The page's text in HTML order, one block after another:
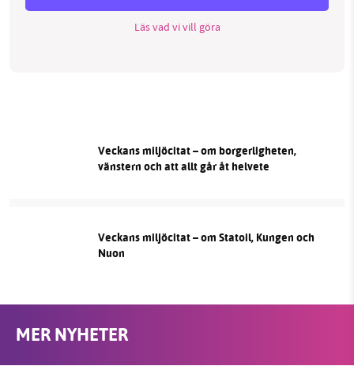
Läs vad vi vill göra
Veckans miljöcitat – om borgerligheten,
vänstern och att allt går åt helvete
Veckans miljöcitat – om Statoil, Kungen och
Nuon
MER NYHETER